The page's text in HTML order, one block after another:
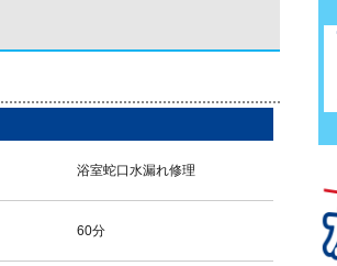
浴室蛇口水漏れ修理
60分